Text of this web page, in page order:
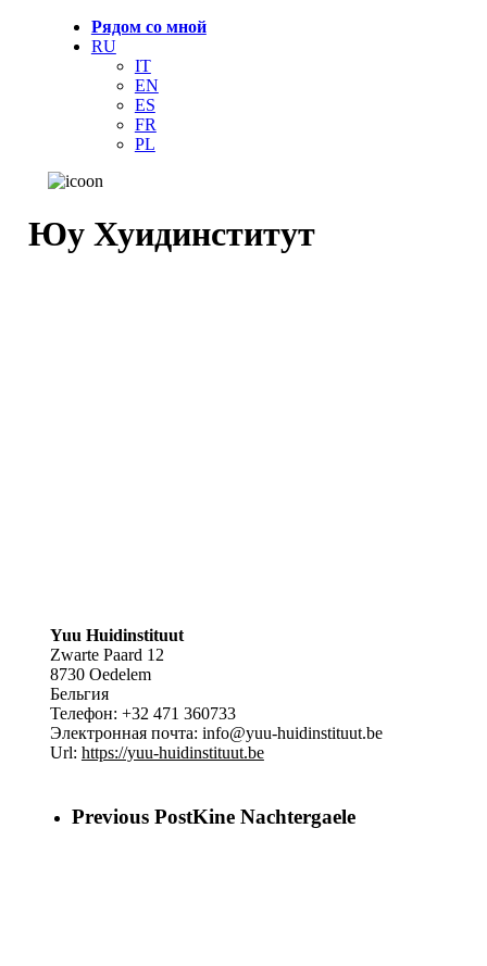
Рядом со мной
RU
IT
EN
ES
FR
PL
Юу Хуидинститут
Yuu Huidinstituut
Zwarte Paard 12
8730 Oedelem
Бельгия
Телефон: +32 471 360733
Электронная почта: info@yuu-huidinstituut.be
Url: https://yuu-huidinstituut.be
Previous PostKine Nachtergaele